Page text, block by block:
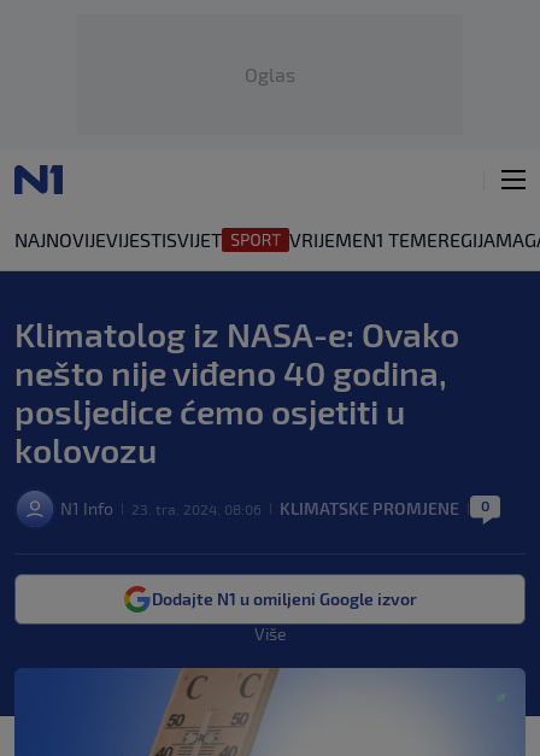
Oglas
NAJNOVIJEVIJESTISVIJET VRIJEMEN1 TEMEREGIJA
Klimatolog iz NASA-e: Ovako
nešto nije viđeno 40 godina,
posljedice ćemo osjetiti u
kolovozu
N1 Info 23. tra. 2024. 08:06 KLIMATSKE PROMJENE 0
Dodajte N1 u omiljeni Google izvor
Više